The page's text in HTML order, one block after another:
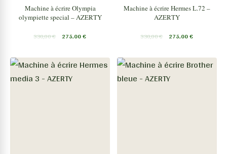
Machine à écrire Olympia
olympiette special – AZERTY
330,00€ 275,00€
Machine à écrire Hermes L.72 –
AZERTY
330,00€ 275,00€